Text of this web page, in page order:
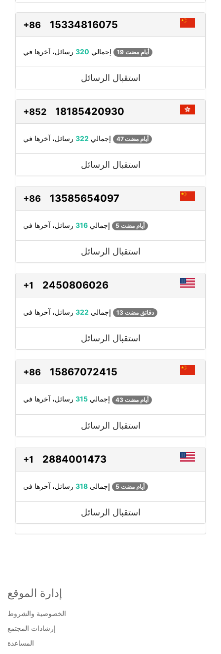
+86 15334816075
إجمالي 320 19 أيام مضت
استقبال الرسائل
+852 18185420930
إجمالي 322 47 أيام مضت
استقبال الرسائل
+86 13585654097
إجمالي 316 5 أيام مضت
استقبال الرسائل
+1 2450806026
إجمالي 322 13 دقائق مضت
استقبال الرسائل
+86 15867072415
إجمالي 315 43 أيام مضت
استقبال الرسائل
+1 2884001473
إجمالي 318 5 أيام مضت
استقبال الرسائل
إدارة الموقع
الخصوصية والشروط
إرشادات المجتمع
المساعدة